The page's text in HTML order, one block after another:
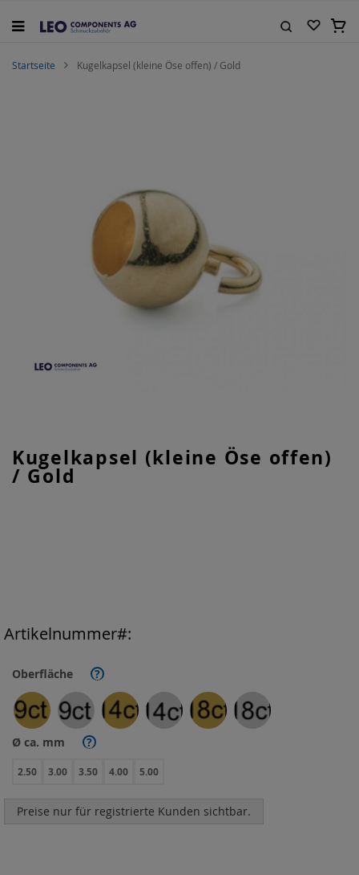
Inhalt
Startseite Kugelkapsel (kleine Öse offen) / Gold
Kugelkapsel (kleine Öse offen)
/ Gold
Oberfläche ?
Ø ca. mm ?
2.50 3.00 3.50 4.00 5.00
Preise nur für registrierte Kunden sichtbar.
Artikelnummer
Anfang
der
Bildgalerie